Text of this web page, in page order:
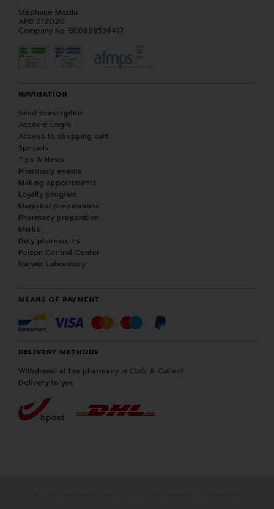
Stéphane Mazilu
APB 212020
Company No. BE0898538417
NAVIGATION
Send prescription
Account Login
Access to shopping cart
Specials
Tips & News
Pharmacy events
Making appointments
Loyalty program
Magistral preparations
Pharmacy preparation
Marks
Duty pharmacies
Poison Control Center
Darwin Laboratory
MEANS OF PAYMENT
DELIVERY METHODS
Withdrawal at the pharmacy in Click & Collect
Delivery to you